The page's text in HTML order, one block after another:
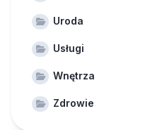
Uroda
Usługi
Wnętrza
Zdrowie